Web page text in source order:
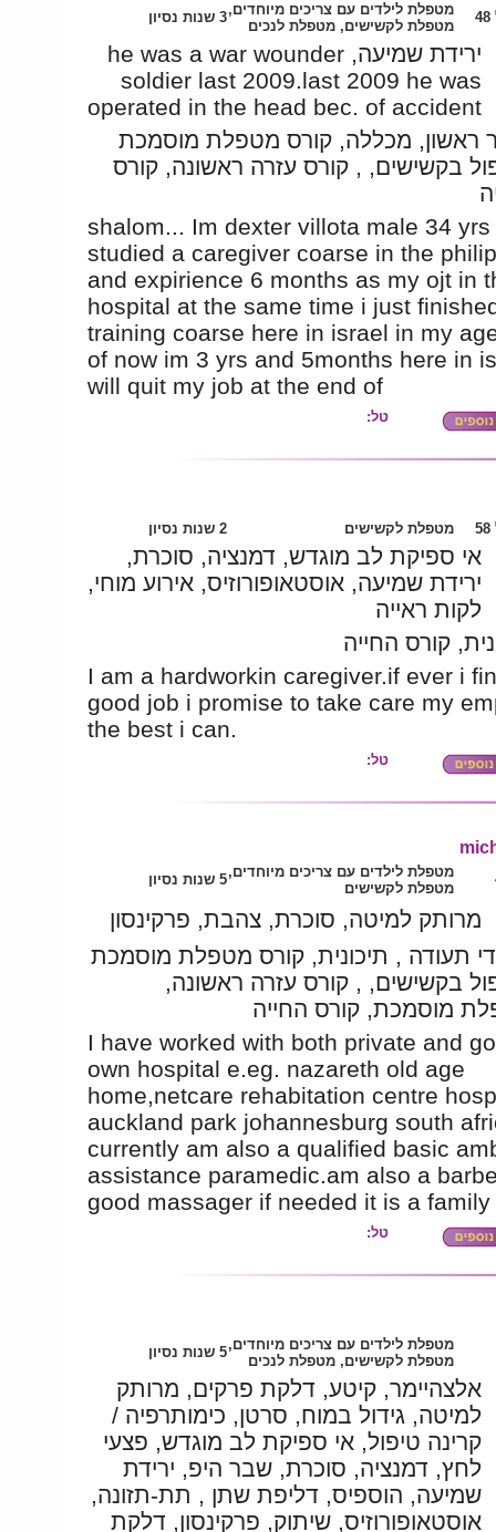
מטפלת לילדים עם צריכים מיוחדים,
מטפלת לקשישים, מטפלת לנכים
3 שנות נסיון
ירידת שמיעה, he was a war wounder
soldier last 2009.last 2009 he was
operated in the head bec. of accident
ראשון, מכללה, קורס מטפלת מוסמכת
בקשישים, , קורס עזרה ראשונה, קורס
shalom... Im dexter villota male 34 yrs
studied a caregiver coarse in the
and expirience 6 months as my ojt in
hospital at the same time i just
training coarse here in israel in my
of now im 3 yrs and 5months here in
will quit my job at the end of
טל:
מטפלת לקשישים 2 שנות נסיון
אי ספיקת לב מוגדש, דמנציה, סוכרת,
ירידת שמיעה, אוסטאופורוזיס, אירוע מוחי,
לקות ראייה
קורס החייה
I am a hardworkin caregiver.if ever i
good job i promise to take care my
the best i can.
טל:
מטפלת לילדים עם צריכים מיוחדים,
מטפלת לקשישים
5 שנות נסיון
מרותק למיטה, סוכרת, צהבת, פרקינסון
תעודה , תיכונית, קורס מטפלת מוסמכת
בקשישים, , קורס עזרה ראשונה,
מוסמכת, קורס החייה
I have worked with both private and
own hospital e.eg. nazareth old age
home,netcare rehabitation centre
auckland park johannesburg south
currently am also a qualified basic
assistance paramedic.am also a
good massager if needed it is a family
טל:
מטפלת לילדים עם צריכים מיוחדים,
מטפלת לקשישים, מטפלת לנכים
5 שנות נסיון
אלצהיימר, קיטע, דלקת פרקים, מרותק
למיטה, גידול במוח, סרטן, כימותרפיה /
קרינה טיפול, אי ספיקת לב מוגדש, פצעי
לחץ, דמנציה, סוכרת, שבר היפ, ירידת
שמיעה, הוספיס, דליפת שתן , תת-תזונה,
אוסטאופורוזיס, שיתוק, פרקינסון, דלקת